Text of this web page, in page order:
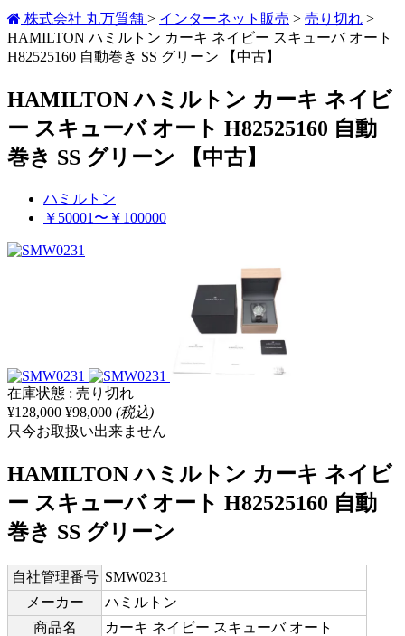
株式会社 丸万質舗 > インターネット販売 > 売り切れ >
HAMILTON ハミルトン カーキ ネイビー スキューバ オート
H82525160 自動巻き SS グリーン 【中古】
HAMILTON ハミルトン カーキ ネイビ
ー スキューバ オート H82525160 自動
巻き SS グリーン 【中古】
ハミルトン
￥50001〜￥100000
在庫状態 : 売り切れ
¥128,000 ¥98,000 (税込)
只今お取扱い出来ません
HAMILTON ハミルトン カーキ ネイビ
ー スキューバ オート H82525160 自動
巻き SS グリーン
自社管理番号 SMW0231
メーカー
ハミルトン
商品名
カーキ ネイビー スキューバ オート